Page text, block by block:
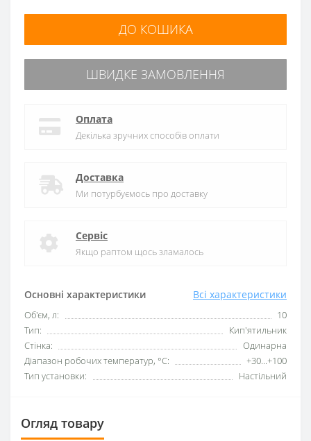
Основні характеристики Всі характеристики
Об'єм, л:
10
Тип:
Кип'ятильник
Стінка:
Одинарна
Діапазон робочих температур, °C:
+30...+100
Тип установки:
Настільний
ДО КОШИКА
ШВИДКЕ ЗАМОВЛЕННЯ
Оплата
Декілька зручних способів оплати
Доставка
Ми потурбуємось про доставку
Сервіс
Якщо раптом щось зламалось
Огляд товару